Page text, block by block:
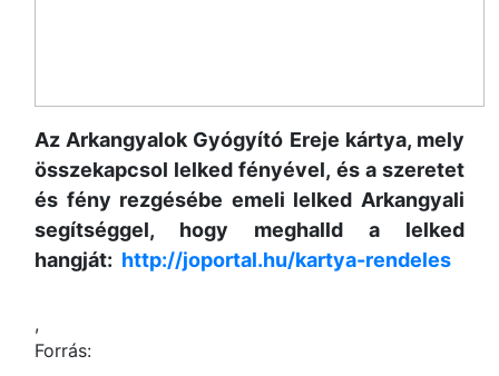
Az Arkangyalok Gyógyító Ereje kártya, mely
összekapcsol lelked fényével, és a szeretet
és fény rezgésébe emeli lelked Arkangyali
segítséggel, hogy meghalld a lelked
hangját: http://joportal.hu/kartya-rendeles
,
Forrás: